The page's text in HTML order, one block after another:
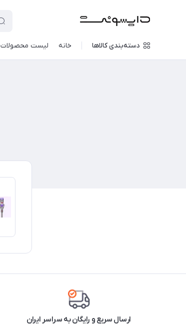
دسته‌بندی کالاها خانه لیست محصولات
ارسال سریع و رایگان به سراسر ایران